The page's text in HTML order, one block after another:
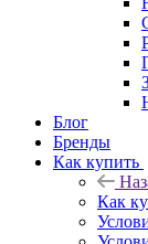
Блог
Бренды
Как купить
Как